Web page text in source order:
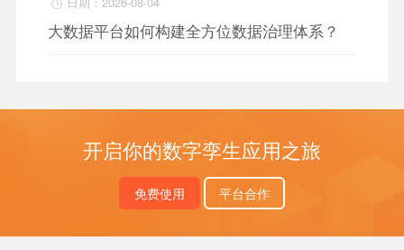

大数据平台如何构建全方位数据治理体系？
开启你的数字孪生应用之旅
免费使用 平台合作